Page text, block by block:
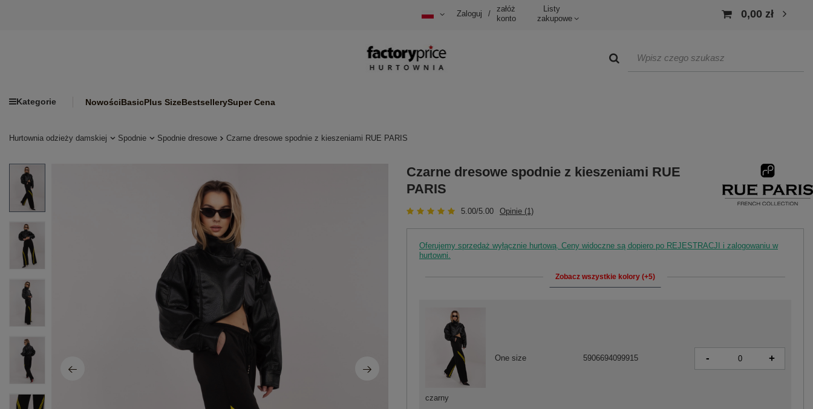
Zaloguj /
załóż
konto
Listy
zakupowe
0,00 zł
Kategorie NowościBasicPlus SizeBestsellerySuper Cena
Hurtownia odzieży damskiej Spodnie Spodnie dresowe Czarne dresowe spodnie z kieszeniami RUE PARIS
Czarne dresowe spodnie z kieszeniami RUE
PARIS
5.00/5.00 Opinie (1)
Oferujemy sprzedaż wyłącznie hurtową. Ceny widoczne są dopiero po REJESTRACJI i zalogowaniu w
hurtowni.
Zobacz wszystkie kolory (+5)
czarny
One size 5906694099915 - +